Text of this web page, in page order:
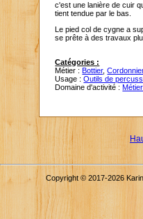
c'est une lanière de cuir
tient tendue par le bas.
Le pied col de cygne a
se prête à des travaux
Catégories :
Métier :Bottier,
Usage :Outils de
Domaine d'activité :
Copyright © 2017-2026